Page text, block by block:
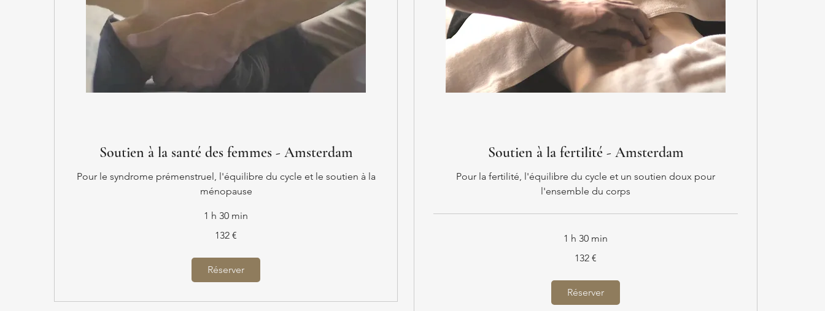
Soutien à la santé des femmes - Amsterdam
Pour le syndrome prémenstruel, l'équilibre du cycle et le soutien à la
ménopause
1 h 30 min
132 €
Réserver
Soutien à la fertilité - Amsterdam
Pour la fertilité, l'équilibre du cycle et un soutien doux pour
l'ensemble du corps
1 h 30 min
132 €
Réserver